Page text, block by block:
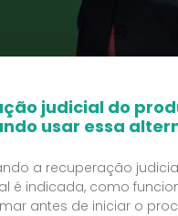
judicial do
usar essa
a recuperação
é indicada, como
antes de iniciar o